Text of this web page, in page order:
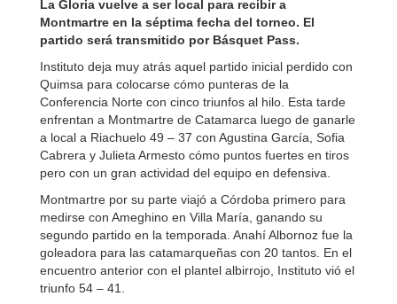
La Gloria vuelve a ser local para recibir a
Montmartre en la séptima fecha del torneo. El
partido será transmitido por Básquet Pass.
Instituto deja muy atrás aquel partido inicial perdido con
Quimsa para colocarse cómo punteras de la
Conferencia Norte con cinco triunfos al hilo. Esta tarde
enfrentan a Montmartre de Catamarca luego de ganarle
a local a Riachuelo 49 – 37 con Agustina García, Sofia
Cabrera y Julieta Armesto cómo puntos fuertes en tiros
pero con un gran actividad del equipo en defensiva.
Montmartre por su parte viajó a Córdoba primero para
medirse con Ameghino en Villa María, ganando su
segundo partido en la temporada. Anahí Albornoz fue la
goleadora para las catamarqueñas con 20 tantos. En el
encuentro anterior con el plantel albirrojo, Instituto vió el
triunfo 54 – 41.